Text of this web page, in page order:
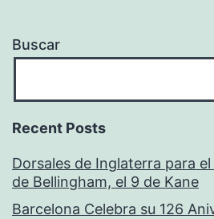
Buscar
Recent Posts
Dorsales de Inglaterra para
de Bellingham, el 9 de Kane
Barcelona Celebra su 126